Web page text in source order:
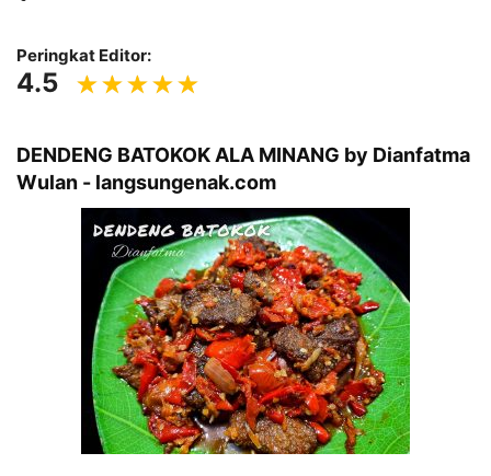
Peringkat Editor:
4.5
DENDENG BATOKOK ALA MINANG by Dianfatma
Wulan - langsungenak.com